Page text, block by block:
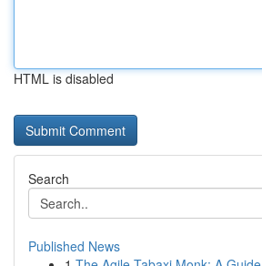
HTML is disabled
Search
Published News